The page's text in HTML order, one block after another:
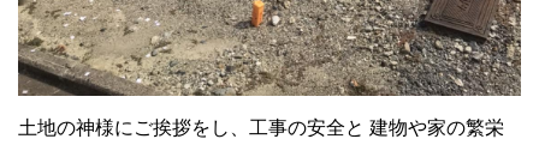
土地の神様にご挨拶をし、工事の安全と 建物や家の繁栄